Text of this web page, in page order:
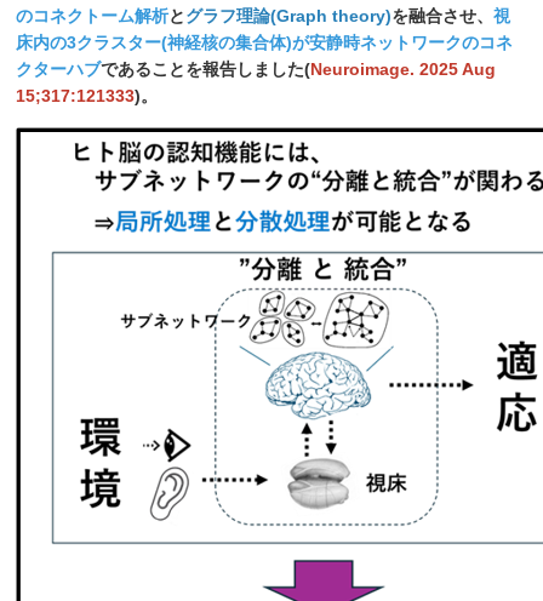
のコネクトーム解析とグラフ理論(Graph theory)を融合させ、視
床内の3クラスター(神経核の集合体)が安静時ネットワークのコネ
クターハブであることを報告しました(Neuroimage. 2025 Aug
15;317:121333)。